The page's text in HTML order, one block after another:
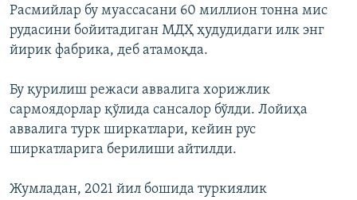
Расмийлар бу муассасани 60 миллион тонна мис
рудасини бойитадиган МДҲ ҳудудидаги илк энг
йирик фабрика, деб атамоқда.
Бу қурилиш режаси аввалига хорижлик
сармоядорлар қўлида сансалор бўлди. Лойиҳа
аввалига турк ширкатлари, кейин рус
ширкатларига берилиши айтилди.
Жумладан, 2021 йил бошида туркиялик